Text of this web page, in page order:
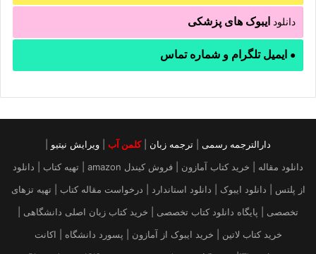
دانلود ایبوک های پزشکی
● ایمیل تلگرام و شماره تماس
دارالترجمه رسمی ترجمه زبان |کلمن آب ویرایش نیتیو
دانلود مقاله | خرید کتاب آمازون | فروش کیندل amazon | تهیه کتاب | دانلود
از پلتس | دانلود ایبوک | دانلود استاندارد | درخواست مقاله کتاب | تهیه تزهای
تخصصی | پایگاه دانلود کتاب تخصصی | خرید کتاب زبان اصلی دانشگاهی |
خرید کتاب لاتین | خرید ایبوک از آمازون | پسورد دانشگاه | اکانت